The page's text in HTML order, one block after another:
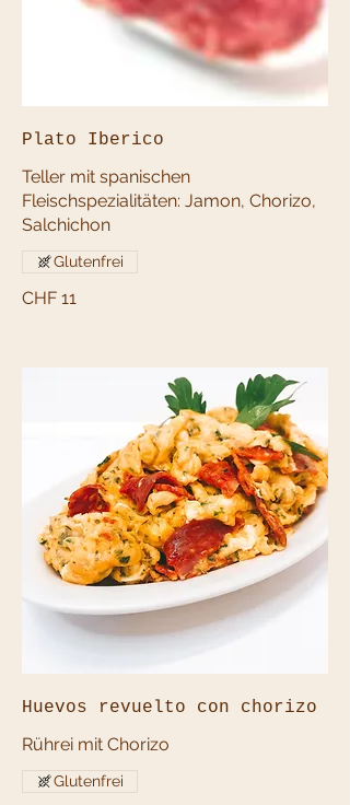
Plato Iberico
Teller mit spanischen
Fleischspezialitäten: Jamon, Chorizo,
CHF 11
Glutenfrei
Huevos revuelto con chorizo
Rührei mit Chorizo
Glutenfrei